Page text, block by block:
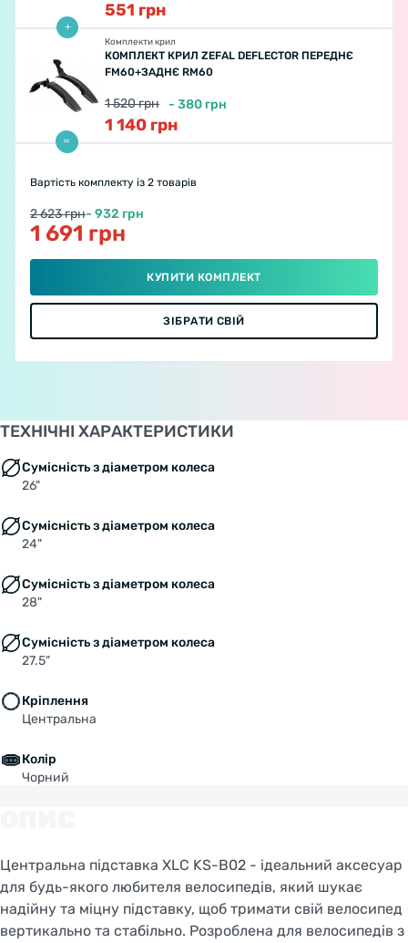
551 грн
Комплекти крил
КОМПЛЕКТ КРИЛ ZEFAL DEFLECTOR ПЕРЕДНЄ
FM60+ЗАДНЄ RM60
1 520грн - 380 грн
1 140 грн
Вартість комплекту із 2 товарів
2 623 грн- 932 грн
1 691 грн
КУПИТИ КОМПЛЕКТ
ЗІБРАТИ СВІЙ
ТЕХНІЧНІ ХАРАКТЕРИСТИКИ
Сумісність з діаметром колеса
26"
Сумісність з діаметром колеса
24"
Сумісність з діаметром колеса
28"
Сумісність з діаметром колеса
27.5"
Кріплення
Центральна
Колір
Чорний
Центральна підставка XLC KS-B02 - ідеальний аксесуар
для будь-якого любителя велосипедів, який шукає
надійну та міцну підставку, щоб тримати свій велосипед
вертикально та стабільно. Розроблена для велосипедів з
Welcome!
Do you want to switch to the Dutch version of the
site or stay on the Ukrainian version?